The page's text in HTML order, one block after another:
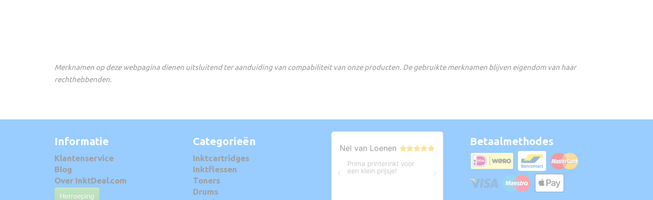
Merknamen op deze webpagina dienen uitsluitend ter aanduiding van compabiliteit van onze producten. De gebruikte merknamen blijven eigendom van haar
rechthebbenden.
Informatie
Klantenservice
Blog
Over InktDeal.com
Herroeping
Categorieën
Inktcartridges
Inktflessen
Toners
Drums
Betaalmethodes